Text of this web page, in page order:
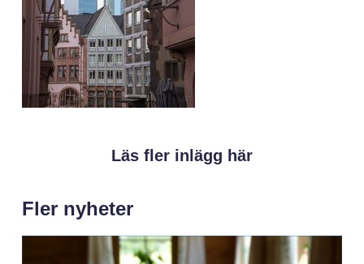
Läs fler inlägg här
Fler nyheter